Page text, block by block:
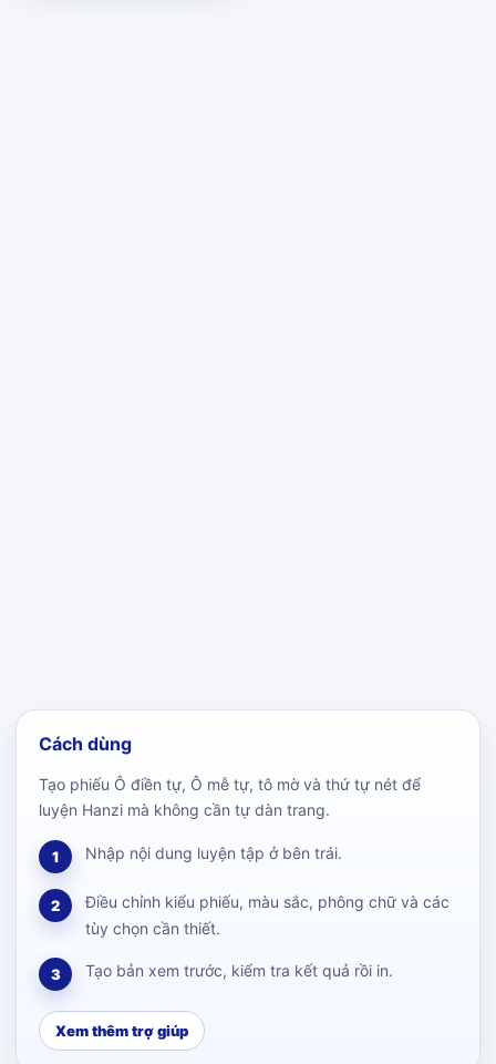
Cách dùng
Tạo phiếu Ô điền tự, Ô mễ tự, tô mờ và thứ tự nét để
luyện Hanzi mà không cần tự dàn trang.
1 Nhập nội dung luyện tập ở bên trái.
2
Điều chỉnh kiểu phiếu, màu sắc, phông chữ và các
tùy chọn cần thiết.
3 Tạo bản xem trước, kiểm tra kết quả rồi in.
Xem thêm trợ giúp